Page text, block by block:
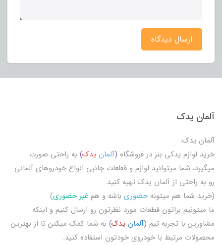
ارسال دیدگاه
آلمان یدک
آلمان یدک:
خرید لوازم یدکی بنز در فروشگاه (آلمان یدک) به راحتی صورت
میگیرد، شما میتوانید لوازم و قطعات جانبی انواع خودروهای آلمانی
رو به راحتی از آلمان یدک تهیه کنید.
(خرید شما هم میتونه حضوری باشه و هم غیر حضوری)
ما میتونیم براتون قطعات مورد نظرتون رو ارسال کنیم و اینکه
مشاورین با تجربه تیم (آلمان یدک) به شما کمک میکنن تا از بهترین
محصولات مرتبط با خودروی خودتون استفاده کنید.